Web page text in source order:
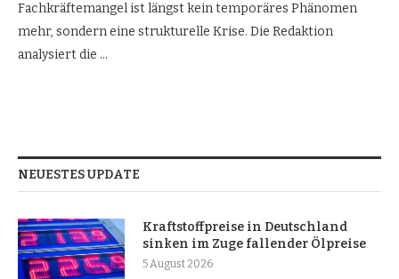
Fachkräftemangel ist längst kein temporäres Phänomen
mehr, sondern eine strukturelle Krise. Die Redaktion
analysiert die …
NEUESTES UPDATE
Kraftstoffpreise in Deutschland
sinken im Zuge fallender Ölpreise
5 August 2026